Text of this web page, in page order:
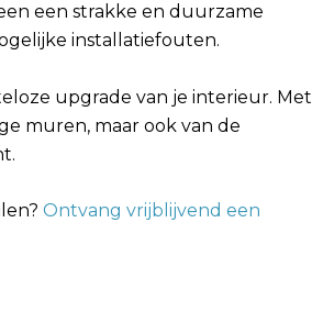
een strakke en duurzame
installatiefouten.
upgrade van je interieur. Met
muren, maar ook van de
Ontvang vrijblijvend een